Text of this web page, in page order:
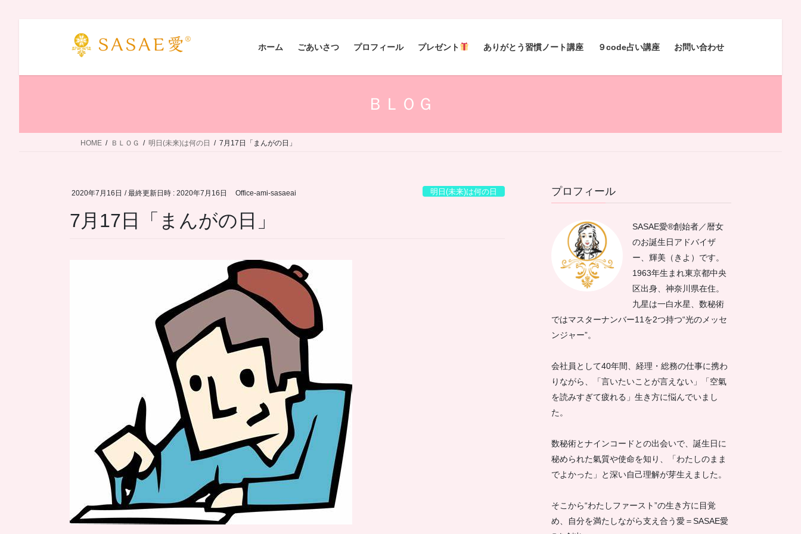
ホーム ごあいさつ プロフィール プレゼント ありがとう習慣ノート講座 ９code占い講座 お問い合わせ
ＢＬＯＧ
HOME ＢＬＯＧ 明日(未来)は何の日 7月17日「まんがの日」
2020年7月16日 / 最終更新日時 : 2020年7月16日 Office-ami-sasaeai 明日(未来)は何の日
7月17日「まんがの日」
プロフィール
SASAE愛®︎創始者／暦女
のお誕生日アドバイザ
ー、輝美（きよ）です。
1963年生まれ東京都中央
区出身、神奈川県在住。
九星は一白水星、数秘術
ではマスターナンバー11を2つ持つ“光のメッセ
ンジャー”。
会社員として40年間、経理・総務の仕事に携わ
りながら、「言いたいことが言えない」「空氣
を読みすぎて疲れる」生き方に悩んでいまし
た。
数秘術とナインコードとの出会いで、誕生日に
秘められた氣質や使命を知り、「わたしのまま
でよかった」と深い自己理解が芽生えました。
そこから“わたしファースト”の生き方に目覚
め、自分を満たしながら支え合う愛＝SASAE愛